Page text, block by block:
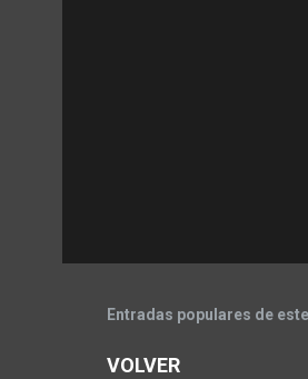
Entradas populares de
VOLVER